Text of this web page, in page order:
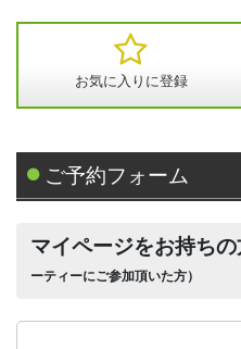
お気に入りに登録
ご予約フォーム
マイページをお持ち
ーティーにご参加頂いた方）